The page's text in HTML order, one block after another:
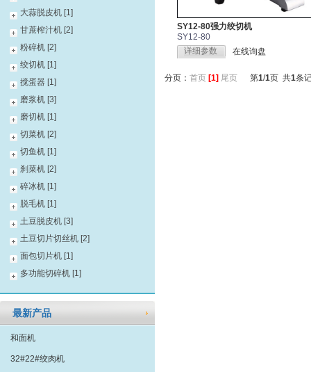
大蒜脱皮机 [1]
甘蔗榨汁机 [2]
粉碎机 [2]
绞切机 [1]
搅蛋器 [1]
磨浆机 [3]
磨切机 [1]
切菜机 [2]
切鱼机 [1]
刹菜机 [2]
碎冰机 [1]
脱毛机 [1]
土豆脱皮机 [3]
土豆切片切丝机 [2]
面包切片机 [1]
多功能切碎机 [1]
最新产品
和面机
32#22#绞肉机
SY12-80强力绞切机
SY12-80
详细参数
在线询盘
分页： 首页 [1] 尾页 第1/1页 共1条